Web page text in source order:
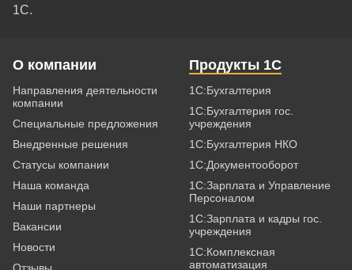
1С.
О компании
Направления деятельности
компании
Специальные предложения
Внедренные решения
Статусы компании
Наша команда
Наши партнеры
Вакансии
Новости
Продукты 1С
1С:Бухгалтерия
1С:Бухгалтерия гос.
учреждения
1С:Бухгалтерия НКО
1С:Документооборот
1С:Зарплата и Управление
Персоналом
1С:Зарплата и кадры гос.
учреждения
1С:Комплексная
автоматизация